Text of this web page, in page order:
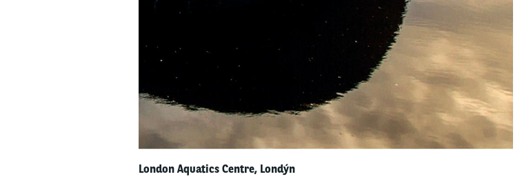
London Aquatics Centre, Londýn